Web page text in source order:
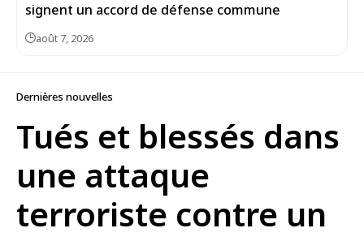
signent un accord de défense commune
août 7, 2026
Dernières nouvelles
Tués et blessés dans
une attaque
terroriste contre un